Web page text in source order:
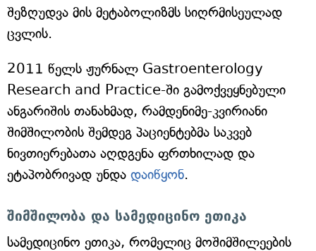
შეზღუდვა მის მეტაბოლიზმს სიღრმისეულად
ცვლის.
2011 წელს ჟურნალ Gastroenterology
Research and Practice-ში გამოქვეყნებული
ანგარიშის თანახმად, რამდენიმე-კვირიანი
შიმშილობის შემდეგ პაციენტებმა საკვებ
ნივთიერებათა აღდგენა ფრთხილად და
ეტაპობრივად უნდა დაიწყონ.
შიმშილობა და სამედიცინო ეთიკა
სამედიცინო ეთიკა, რომელიც მოშიმშილეების